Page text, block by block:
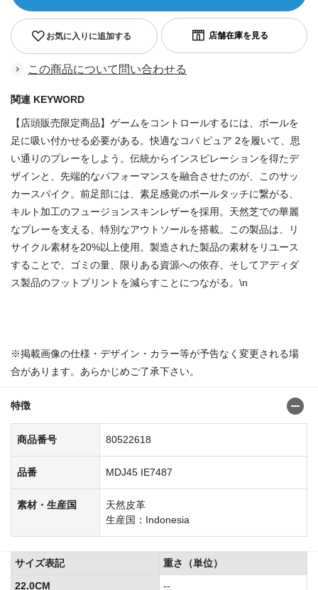
お気に入りに追加する
この商品について問い合わせる
関連 KEYWORD
【店頭販売限定商品】ゲームをコントロールするには、ボールを
足に吸い付かせる必要がある。快適なコパ ピュア 2を履いて、思
い通りのプレーをしよう。伝統からインスピレーションを得たデ
ザインと、先端的なパフォーマンスを融合させたのが、このサッ
カースパイク。前足部には、素足感覚のボールタッチに繋がる、
キルト加工のフュージョンスキンレザーを採用。天然芝での華麗
なプレーを支える、特別なアウトソールを搭載。この製品は、リ
サイクル素材を20%以上使用。製造された製品の素材をリユース
することで、ゴミの量、限りある資源への依存、そしてアディダ
ス製品のフットプリントを減らすことにつながる。\n
※掲載画像の仕様・デザイン・カラー等が予告なく変更される場
合があります。あらかじめご了承下さい。
特徴
商品番号 80522618
品番 MDJ45 IE7487
素材・生産国
天然皮革
生産国：Indonesia
サイズ表記
重さ（単位）
22.0CM
--